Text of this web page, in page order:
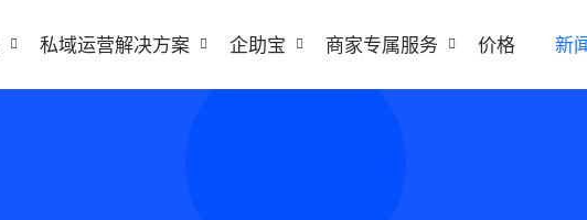
私域运营解决方案 企助宝 商家专属服务 价格 新